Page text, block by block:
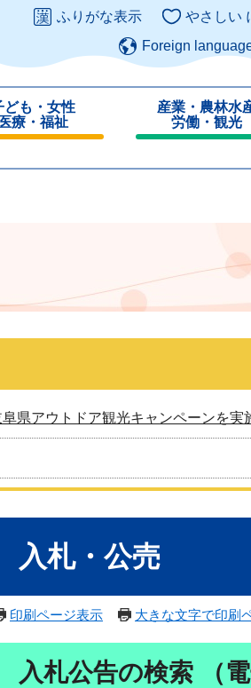
こ
ふりがな表示 やさしい
Foreign
ども・女性
医療・福祉
産業・農林水
労働・観光
じ
県アウトドア観光キャンペーンを実
入札・公売
印刷ページ表示 大きな文字で印刷
入札公告の検索 （